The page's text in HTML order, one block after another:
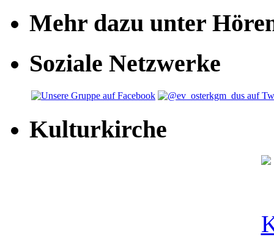
Mehr dazu unter
Soziale Netzwerke
Kulturkirche